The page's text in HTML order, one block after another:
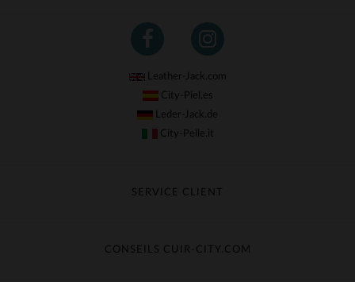
Leather-Jack.com
City-Piel.es
Leder-Jack.de
City-Pelle.it
SERVICE CLIENT
Échange & Remboursement
CONSEILS CUIR-CITY.COM